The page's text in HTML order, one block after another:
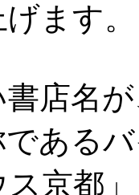
ます。
店名
ある
ス京都